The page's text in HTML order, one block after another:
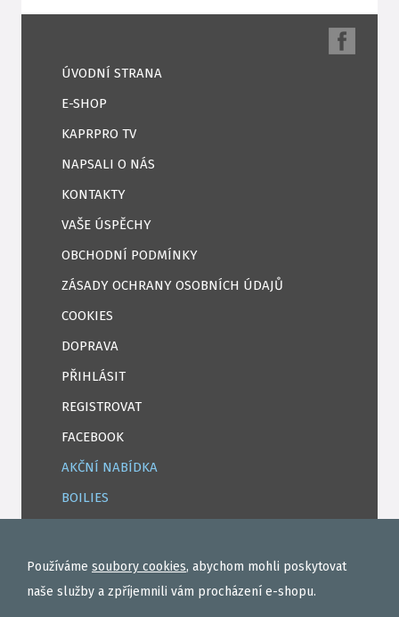
ÚVODNÍ STRANA
E-SHOP
KAPRPRO TV
NAPSALI O NÁS
KONTAKTY
VAŠE ÚSPĚCHY
OBCHODNÍ PODMÍNKY
ZÁSADY OCHRANY OSOBNÍCH ÚDAJŮ
COOKIES
DOPRAVA
PŘIHLÁSIT
REGISTROVAT
FACEBOOK
AKČNÍ NABÍDKA
BOILIES
TEKUTÉ
OBALOVAČKY
Používáme soubory cookies, abychom mohli poskytovat
naše služby a zpříjemnili vám procházení e-shopu.